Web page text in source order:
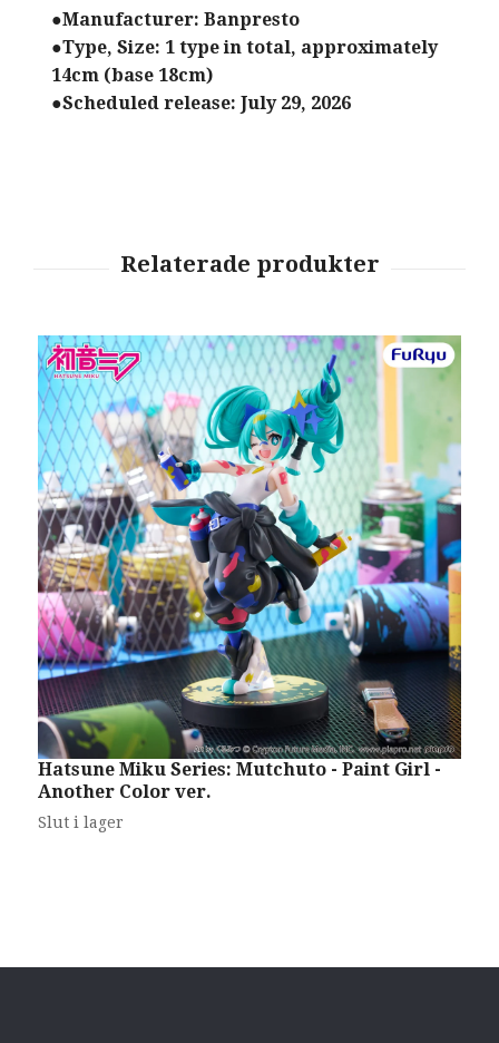
●Manufacturer: Banpresto
●Type, Size: 1 type in total, approximately
14cm (base 18cm)
●Scheduled release: July 29, 2026
Hatsune Miku Series: Mutchuto - Paint Girl -
Another Color ver.
Slut i lager